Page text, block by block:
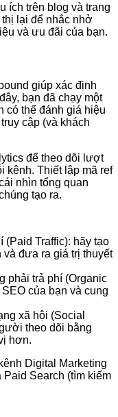
ích trên blog và trang
lại để nhắc nhở
và ưu đãi của bạn.
giúp xác định
bạn đã chạy một
có thể đánh giá hiệu
cập (và khách
để theo dõi lượt
kênh. Thiết lập mã ref
nhìn tổng quan
tạo ra.
Traffic): hãy tạo
đưa ra giá trị thuyết
phải trả phí (Organic
của bạn và cung
xã hội (Social
theo dõi bằng
hơn.
Digital Marketing
Search (tìm kiếm